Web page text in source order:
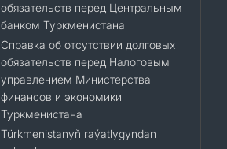
обязательств перед Центральным
банком Туркменистана
Справка об отсутствии долговых
обязательств перед Налоговым
управлением Министерства
финансов и экономики
Туркменистана
Türkmenistanyň raýatlygyndan